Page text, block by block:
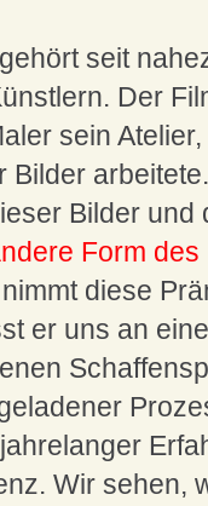
seit
Der
sein
Bilder
Bilder und
Form
diese
er uns an
Wir sehen,